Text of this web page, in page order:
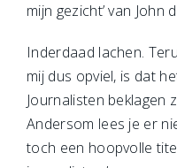
mijn gezicht’ van John
Inderdaad lachen.
mij dus opviel, is dat
Journalisten beklagen
Andersom lees je er
toch een hoopvolle